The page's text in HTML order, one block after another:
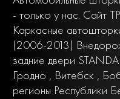
- только у нас. Сайт
Каркасные
(2006-2013)
задние двери
Гродно , Витебск ,
регионы Республики